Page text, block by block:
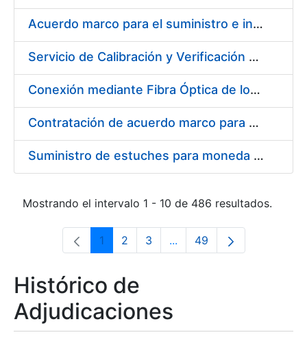
Acuerdo marco para el suministro e instalación de persianas, estores y otros complementos
Servicio de Calibración y Verificación Externa de los Equipos de Medición del Servicio de Prevención de la FNMT-RCM
Conexión mediante Fibra Óptica de los Centros de Proceso de Datos (CPDs) de las sedes de la FNMT-RCM de Burgos y Madrid
Contratación de acuerdo marco para el Suministro de Material de Electricidad para la Fábrica Nacional de Moneda y Timbre-Real Casa de la Moneda en su centro de trabajo de Burgos
Suministro de estuches para moneda de 30 €
Mostrando el intervalo 1 - 10 de 486 resultados.
Página
1 Página
2 Página
3 ...Páginas intermedias Use
Página
49
Histórico de
Adjudicaciones